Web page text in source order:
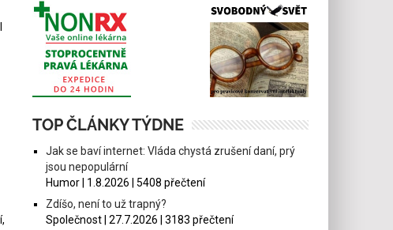
TOP ČLÁNKY TÝDNE
Jak se baví internet: Vláda chystá zrušení daní, prý
jsou nepopulární
Humor | 1.8.2026 | 5408 přečtení
Zdíšo, není to už trapný?
Společnost | 27.7.2026 | 3183 přečtení